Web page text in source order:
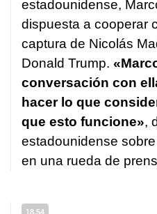
estadounidense,
dispuesta a cooperar
captura de Nicolás
Donald Trump.
conversación con
hacer lo que
que esto funcione»,
estadounidense
en una rueda de
18.54